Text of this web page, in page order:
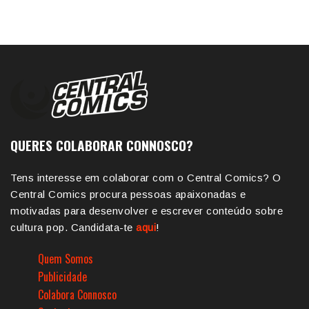
QUERES COLABORAR CONNOSCO?
Tens interesse em colaborar com o Central Comics? O
Central Comics procura pessoas apaixonadas e
motivadas para desenvolver e escrever conteúdo sobre
cultura pop. Candidata-te aqui!
Quem Somos
Publicidade
Colabora Connosco